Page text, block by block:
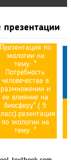
Презентация по
экологии на
тему: "
Потребность
человечества в
размножении и
ее влияние на
биосферу".( 9
по экологии на
тему: "